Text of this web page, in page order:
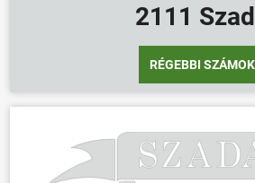
2111
RÉGEBBI SZÁMOK